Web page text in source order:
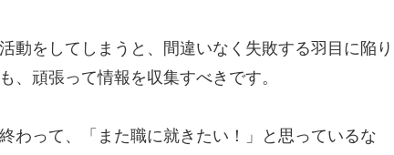
動をしてしまうと、間違いなく失敗する羽目に陥り
、頑張って情報を収集すべきです。
わって、「また職に就きたい！」と思っているな